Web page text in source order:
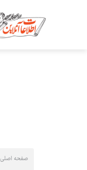
صفحه اصلی